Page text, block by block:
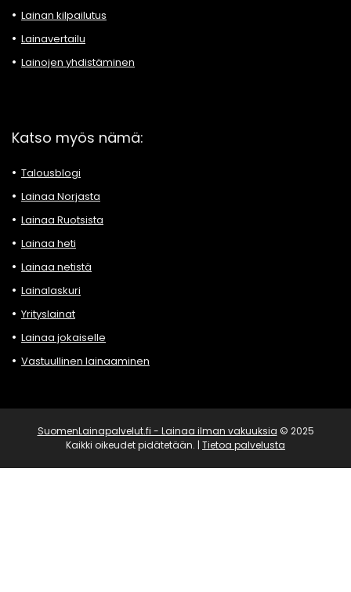
Lainan kilpailutus
Lainavertailu
Lainojen yhdistäminen
Katso myös nämä:
Talousblogi
Lainaa Norjasta
Lainaa Ruotsista
Lainaa heti
Lainaa netistä
Lainalaskuri
Yrityslainat
Lainaa jokaiselle
Vastuullinen lainaaminen
SuomenLainapalvelut.fi - Lainaa ilman vakuuksia © 2025
Kaikki oikeudet pidätetään. | Tietoa palvelusta